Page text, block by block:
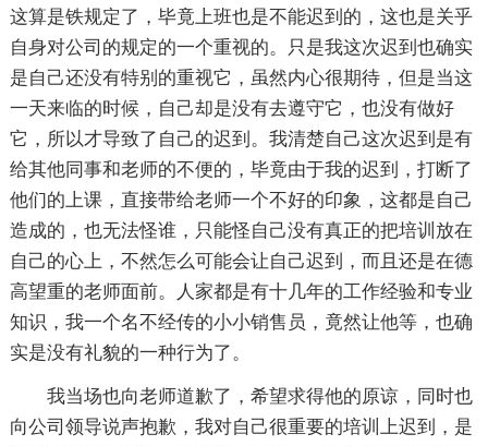
这算是铁规定了，毕竟上班也是不能迟到的，这也是关乎
自身对公司的规定的一个重视的。只是我这次迟到也确实
是自己还没有特别的重视它，虽然内心很期待，但是当这
一天来临的时候，自己却是没有去遵守它，也没有做好
它，所以才导致了自己的迟到。我清楚自己这次迟到是有
给其他同事和老师的不便的，毕竟由于我的迟到，打断了
他们的上课，直接带给老师一个不好的印象，这都是自己
造成的，也无法怪谁，只能怪自己没有真正的把培训放在
自己的心上，不然怎么可能会让自己迟到，而且还是在德
高望重的老师面前。人家都是有十几年的工作经验和专业
知识，我一个名不经传的小小销售员，竟然让他等，也确
实是没有礼貌的一种行为了。
我当场也向老师道歉了，希望求得他的原谅，同时也
向公司领导说声抱歉，我对自己很重要的培训上迟到，是